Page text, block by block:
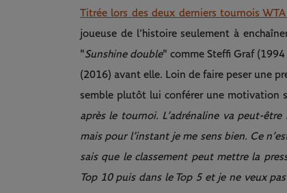
Titrée lors des deux derniers tournois
joueuse de l’histoire seulement à
"Sunshine double" comme Steffi Graf
(2016) avant elle. Loin de faire peser une
semble plutôt lui conférer une motivation
après le tournoi. L’adrénaline va peut-
mais pour l’instant je me sens bien. Ce
sais que le classement peut mettre la
Top 10 puis dans le Top 5 et je ne veux